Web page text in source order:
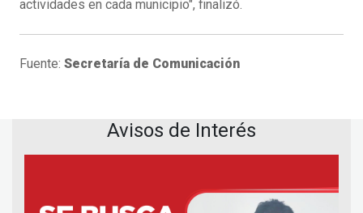
actividades en cada municipio", finalizó.
Fuente: Secretaría de Comunicación
Avisos de Interés